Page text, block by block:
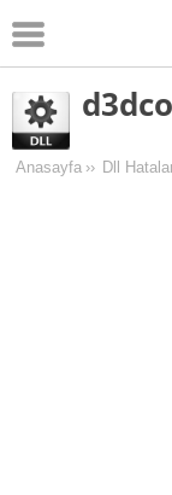
Android
Pc Oyunları
Anasayfa ›› Dll